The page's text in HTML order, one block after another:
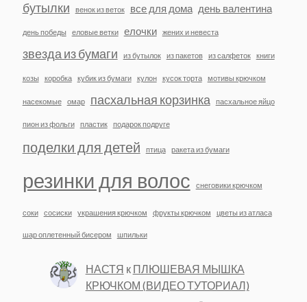
бутылки венок из веток все для дома день валентина
день победы еловые ветки елочки жених и невеста
звезда из бумаги из бутылок из пакетов из салфеток книги
козы коробка кубик из бумаги кулон кусок торта мотивы крючком
насекомые омар пасхальная корзинка пасхальное яйцо
пион из фольги пластик подарок подруге
поделки для детей птица ракета из бумаги
резинки для волос снеговики крючком
соки сосиски украшения крючком фрукты крючком цветы из атласа
шар оплетенный бисером шпильки
НАСТЯ к ПЛЮШЕВАЯ МЫШКА
КРЮЧКОМ (ВИДЕО ТУТОРИАЛ)